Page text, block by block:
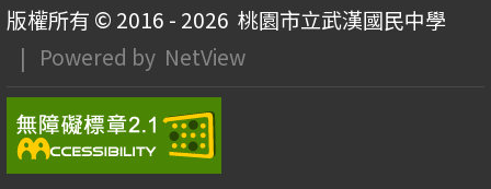
版權所有 © 2016 - 2026 桃園市立武漢國民中學
| Powered by NetView